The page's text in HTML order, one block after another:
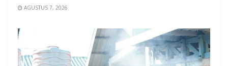
AGUSTUS 7, 2026